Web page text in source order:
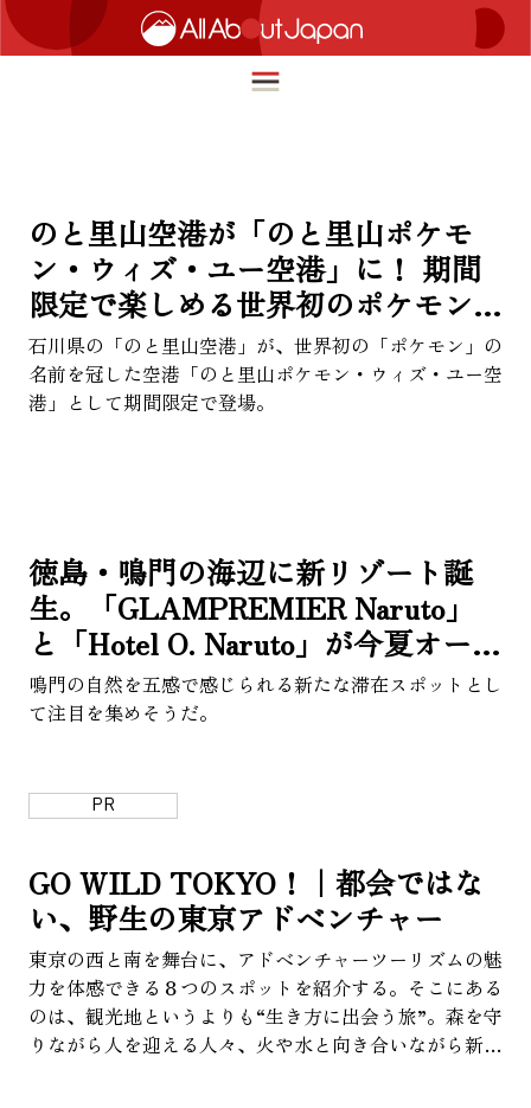
简体中文
繁體中文
ภาษาไทย
HOME
トラベル
フード＆ドリンク
カルチャー
About Us Site Policy
のと里山空港が「のと里山ポケモ
ン・ウィズ・ユー空港」に！ 期間
限定で楽しめる世界初のポケモン空
港
石川県の「のと里山空港」が、世界初の「ポケモン」の
名前を冠した空港「のと里山ポケモン・ウィズ・ユー空
港」として期間限定で登場。
徳島・鳴門の海辺に新リゾート誕
生。「GLAMPREMIER Naruto」
と「Hotel O. Naruto」が今夏オープ
ン
鳴門の自然を五感で感じられる新たな滞在スポットとし
て注目を集めそうだ。
PR
GO WILD TOKYO！｜都会ではな
い、野生の東京アドベンチャー
東京の西と南を舞台に、アドベンチャーツーリズムの魅
力を体感できる８つのスポットを紹介する。そこにある
のは、観光地というよりも“生き方に出会う旅”。森を守
りながら人を迎える人々、火や水と向き合いながら新し